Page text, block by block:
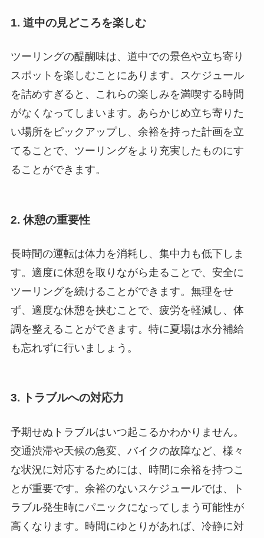
1. 道中の見どころを楽しむ
ツーリングの醍醐味は、道中での景色や立ち寄り
スポットを楽しむことにあります。スケジュール
を詰めすぎると、これらの楽しみを満喫する時間
がなくなってしまいます。あらかじめ立ち寄りた
い場所をピックアップし、余裕を持った計画を立
てることで、ツーリングをより充実したものにす
ることができます。
2. 休憩の重要性
長時間の運転は体力を消耗し、集中力も低下しま
す。適度に休憩を取りながら走ることで、安全に
ツーリングを続けることができます。無理をせ
ず、適度な休憩を挟むことで、疲労を軽減し、体
調を整えることができます。特に夏場は水分補給
も忘れずに行いましょう。
3. トラブルへの対応力
予期せぬトラブルはいつ起こるかわかりません。
交通渋滞や天候の急変、バイクの故障など、様々
な状況に対応するためには、時間に余裕を持つこ
とが重要です。余裕のないスケジュールでは、ト
ラブル発生時にパニックになってしまう可能性が
高くなります。時間にゆとりがあれば、冷静に対